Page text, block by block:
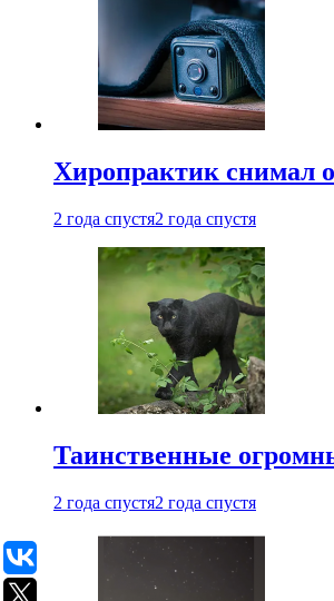
Хиропрактик снимал
2 года спустя2 года спустя
Таинственные
2 года спустя2 года спустя